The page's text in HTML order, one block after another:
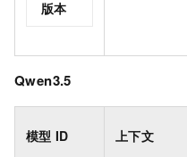
版本
Qwen3.5
模型 ID 上下文